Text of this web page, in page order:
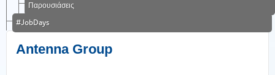
Παρουσιάσεις
#JobDays
Antenna Group